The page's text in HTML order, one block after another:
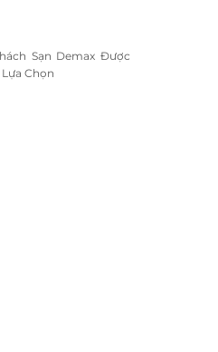
Sạn Demax Được
Chọn